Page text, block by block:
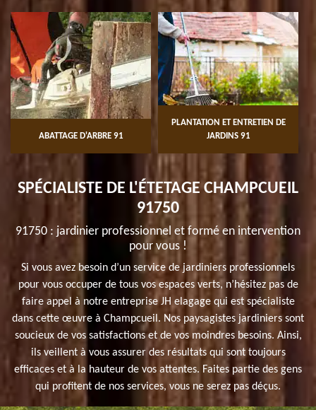
ABATTAGE D'ARBRE 91
PLANTATION ET ENTRETIEN DE
JARDINS 91
SPÉCIALISTE DE L'ÉTETAGE CHAMPCUEIL
91750
91750 : jardinier professionnel et formé en intervention
pour vous !
Si vous avez besoin d’un service de jardiniers professionnels
pour vous occuper de tous vos espaces verts, n’hésitez pas de
faire appel à notre entreprise JH elagage qui est spécialiste
dans cette œuvre à Champcueil. Nos paysagistes jardiniers sont
soucieux de vos satisfactions et de vos moindres besoins. Ainsi,
ils veillent à vous assurer des résultats qui sont toujours
efficaces et à la hauteur de vos attentes. Faites partie des gens
qui profitent de nos services, vous ne serez pas déçus.